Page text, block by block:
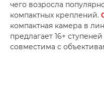
чего возросла
компактных креплений.
компактная камера в
предлагает 16+
совместима с